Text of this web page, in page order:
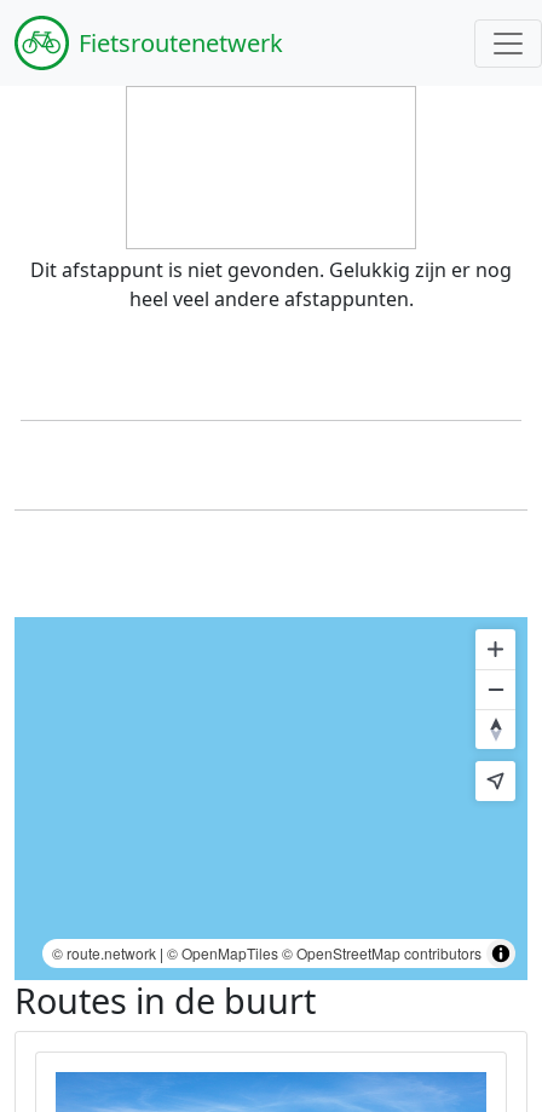
Fietsroutenetwerk
Dit afstappunt is niet gevonden. Gelukkig zijn er nog
heel veel andere afstappunten.
© route.network | © OpenMapTiles© OpenStreetMap contributors
Routes in de buurt